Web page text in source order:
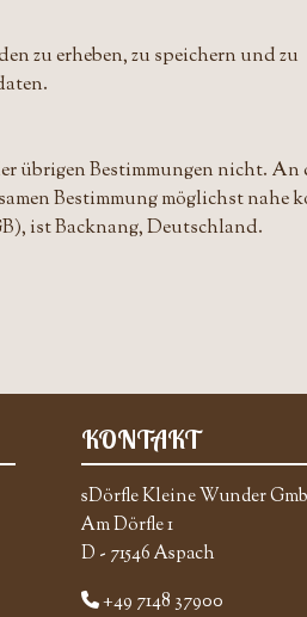
zu erheben, zu speichern und zu
übrigen Bestimmungen nicht. An
Bestimmung möglichst nahe
ist Backnang, Deutschland.
KONTAKT
sDörfle Kleine Wunder
Am Dörfle 1
D - 71546 Aspach
+49 7148 37900